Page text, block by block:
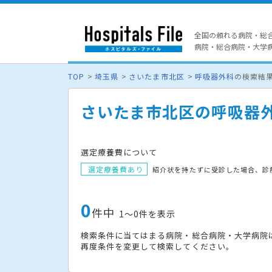
全国の頼れる病院・総
病院・総合病院・大学
TOP 埼玉県 さいたま市北区 呼吸器外科の検索結
さいたま市北区の呼吸器
選定療養費について
選定療養費あり 紹介状を持たずに受診した場合、
0件中 1〜0件を表示
検索条件に当てはまる病院・総合病院・大学病
再度条件を変更して検索してください。